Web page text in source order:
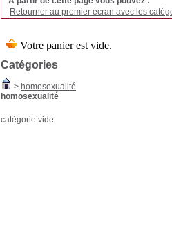
Retourner au premier écran avec les
Catégories
> homosexualité
homosexualité
catégorie vide